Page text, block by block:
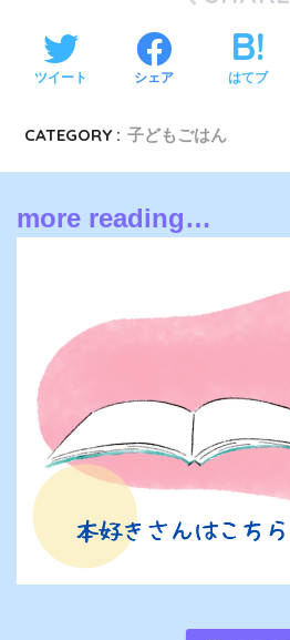
ツイート シェア はてブ
CATEGORY : 子どもごはん
more reading…